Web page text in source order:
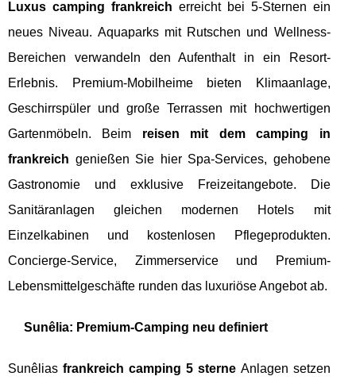
Luxus camping frankreich erreicht bei 5-Sternen ein
neues Niveau. Aquaparks mit Rutschen und Wellness-
Bereichen verwandeln den Aufenthalt in ein Resort-
Erlebnis. Premium-Mobilheime bieten Klimaanlage,
Geschirrspüler und große Terrassen mit hochwertigen
Gartenmöbeln. Beim reisen mit dem camping in
frankreich genießen Sie hier Spa-Services, gehobene
Gastronomie und exklusive Freizeitangebote. Die
Sanitäranlagen gleichen modernen Hotels mit
Einzelkabinen und kostenlosen Pflegeprodukten.
Concierge-Service, Zimmerservice und Premium-
Lebensmittelgeschäfte runden das luxuriöse Angebot ab.
Sunêlia: Premium-Camping neu definiert
Sunêliasfrankreich camping 5 sterne Anlagen setzen